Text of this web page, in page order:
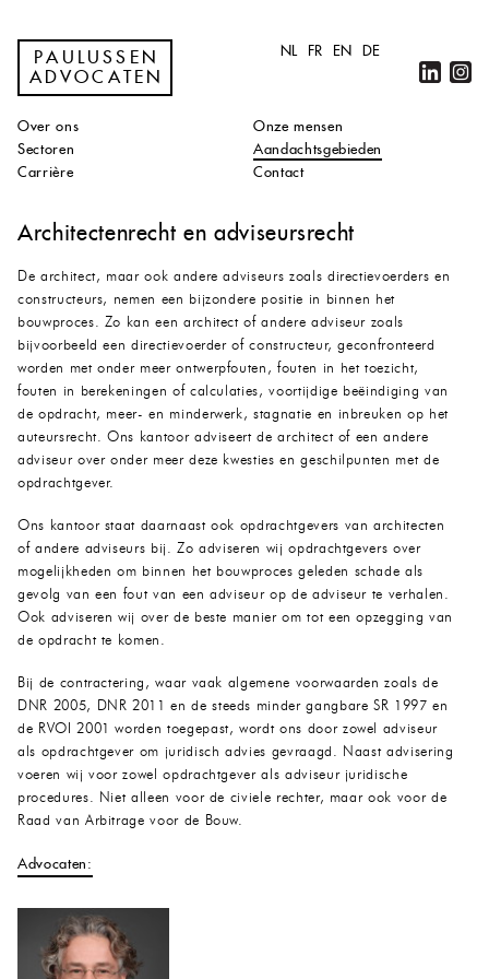
PAULUSSEN
ADVOCATEN
NL FR EN DE
Over ons
Onze mensen
Sectoren
Aandachtsgebieden
Carrière
Contact
Architectenrecht en adviseursrecht
De architect, maar ook andere adviseurs zoals directievoerders en
constructeurs, nemen een bijzondere positie in binnen het
bouwproces. Zo kan een architect of andere adviseur zoals
bijvoorbeeld een directievoerder of constructeur, geconfronteerd
worden met onder meer ontwerpfouten, fouten in het toezicht,
fouten in berekeningen of calculaties, voortijdige beëindiging van
de opdracht, meer- en minderwerk, stagnatie en inbreuken op het
auteursrecht. Ons kantoor adviseert de architect of een andere
adviseur over onder meer deze kwesties en geschilpunten met de
opdrachtgever.
Ons kantoor staat daarnaast ook opdrachtgevers van architecten
of andere adviseurs bij. Zo adviseren wij opdrachtgevers over
mogelijkheden om binnen het bouwproces geleden schade als
gevolg van een fout van een adviseur op de adviseur te verhalen.
Ook adviseren wij over de beste manier om tot een opzegging van
de opdracht te komen.
Bij de contractering, waar vaak algemene voorwaarden zoals de
DNR 2005, DNR 2011 en de steeds minder gangbare SR 1997 en
de RVOI 2001 worden toegepast, wordt ons door zowel adviseur
als opdrachtgever om juridisch advies gevraagd. Naast advisering
voeren wij voor zowel opdrachtgever als adviseur juridische
procedures. Niet alleen voor de civiele rechter, maar ook voor de
Raad van Arbitrage voor de Bouw.
Advocaten: